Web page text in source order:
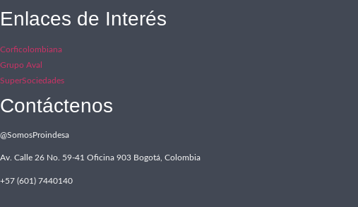
Enlaces de Interés
Corficolombiana
Grupo Aval
SuperSociedades
Contáctenos
@SomosProindesa
Av. Calle 26 No. 59-41 Oficina 903 Bogotá, Colombia
+57 (601) 7440140